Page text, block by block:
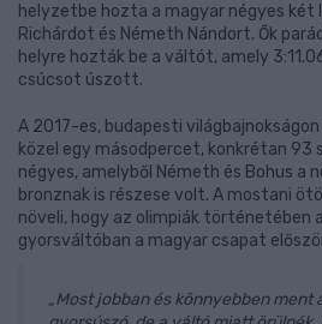
helyzetbe hozta a magyar négyes két
Richárdot és Németh Nándort. Ők
helyre hozták be a váltót, amely
csúcsot úszott.
A 2017-es, budapesti
közel egy másodpercet, konkrétan
négyes, amelyből Németh és Bohus a
bronznak is részese volt. A mostani
növeli, hogy az olimpiák történetében
gyorsváltóban a magyar csapat
„Most jobban és könnyebben ment